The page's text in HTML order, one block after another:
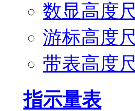
数显高度尺
游标高度尺
带表高度尺
指示量表